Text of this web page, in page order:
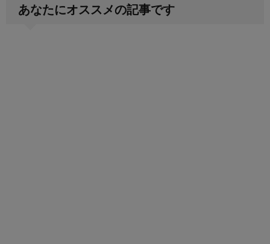
あなたにオススメの記事です